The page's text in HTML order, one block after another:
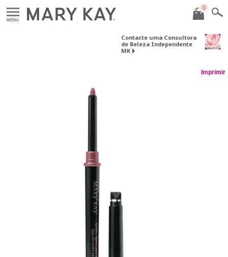
MENU
0
Contacte uma Consultora
de Beleza Independente
MK
Imprimir